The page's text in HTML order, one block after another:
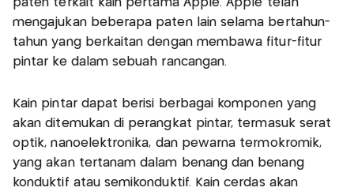
paten terkait kain pertama Apple. Apple telah
mengajukan beberapa paten lain selama bertahun-
tahun yang berkaitan dengan membawa fitur-fitur
pintar ke dalam sebuah rancangan.
Kain pintar dapat berisi berbagai komponen yang
akan ditemukan di perangkat pintar, termasuk serat
optik, nanoelektronika, dan pewarna termokromik,
yang akan tertanam dalam benang dan benang
konduktif atau semikonduktif. Kain cerdas akan